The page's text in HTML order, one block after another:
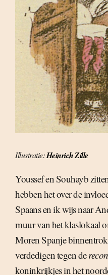
Illustratie:Heinrich Zille
Youssef en Souhayb
hebben het over de
Spaans en ik wijs naar
muur van het klaslokaal
Moren Spanje
verdedigen tegen de
koninkrijkjes in het